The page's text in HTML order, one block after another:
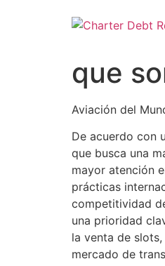
que
Aviación del
De acuerdo con
que busca una
mayor atención
prácticas
competitividad
una prioridad
la venta de
mercado de